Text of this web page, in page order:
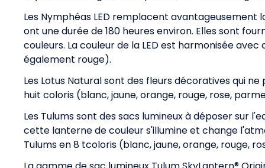
Les Nymphéas LED remplacent avantageusement
ont une durée de 180 heures environ. Elles sont
couleurs. La couleur de la LED est harmonisée
également rouge).
Les Lotus Natural sont des fleurs décoratives qui
huit coloris (blanc, jaune, orange, rouge, rose,
Les Tulums sont des sacs lumineux à déposer sur
cette lanterne de couleur s'illumine et change
Tulums en 8 tcoloris (blanc, jaune, orange, rouge,